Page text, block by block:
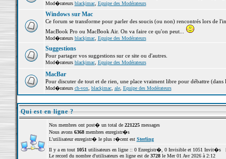
Mod�rateurs blackjmac, Equipe des Modérateurs
Windows sur Mac
Ce forum se transforme pour parler des soucis (ou non) rencontrés lors de
MacBook Pro ou MacBook Air. On va faire ce qu'on peut...
Mod�rateurs blackjmac, Equipe des Modérateurs
Suggestions
Pour partager vos suggestions sur ce site ou d'autres.
Mod�rateurs blackjmac, Equipe des Modérateurs
MacBar
Pour discuter de tout et de rien, une place vraiment libre pour débattre (dans
Mod�rateurs ch-vox, blackjmac, ale, Equipe des Modérateurs
Qui est en ligne ?
Nos membres ont post� un total de 221225messages
Nous avons 6368membres enregistr�s
L'utilisateur enregistr� le plus r�cent est Sterling
Il y a en tout 1051 utilisateurs en ligne :: 0 Enregistr�, 0 Invisible et 1051 Invit�s
Le record du nombre d'utilisateurs en ligne est de 3728le Mer 01 Avr 2026 à 2:12